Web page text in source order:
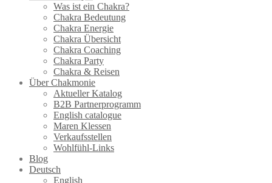
Was ist ein Chakra?
Chakra Bedeutung
Chakra Energie
Chakra Übersicht
Chakra Coaching
Chakra Party
Chakra & Reisen
Über Chakmonie
Aktueller Katalog
B2B Partnerprogramm
English catalogue
Maren Klessen
Verkaufsstellen
Wohlfühl-Links
Blog
Deutsch
English